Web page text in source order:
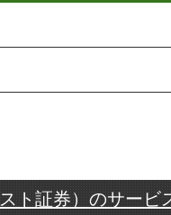
ト証券）のサービ